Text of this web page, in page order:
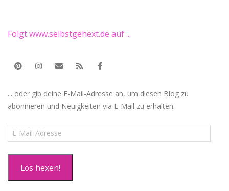
Folgt www.selbstgehext.de auf ...
... oder gib deine E-Mail-Adresse an, um diesen Blog zu
abonnieren und Neuigkeiten via E-Mail zu erhalten.
E-
Mail-
Los hexen!